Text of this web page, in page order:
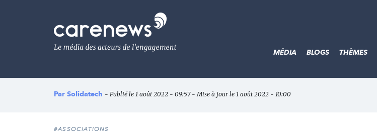
Le
média
de
l'engagement
MÉDIA BLOGS THÈMES
Par Solidatech - Publié le 1 août 2022 - 09:57 - Mise à jour le 1 août 2022 - 10:00
#ASSOCIATIONS